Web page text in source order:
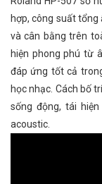
hợp, công suất
và cân bằng trên
hiện phong phú từ
đáp ứng tốt cả
học nhạc. Cách bố
sống động, tái
acoustic.